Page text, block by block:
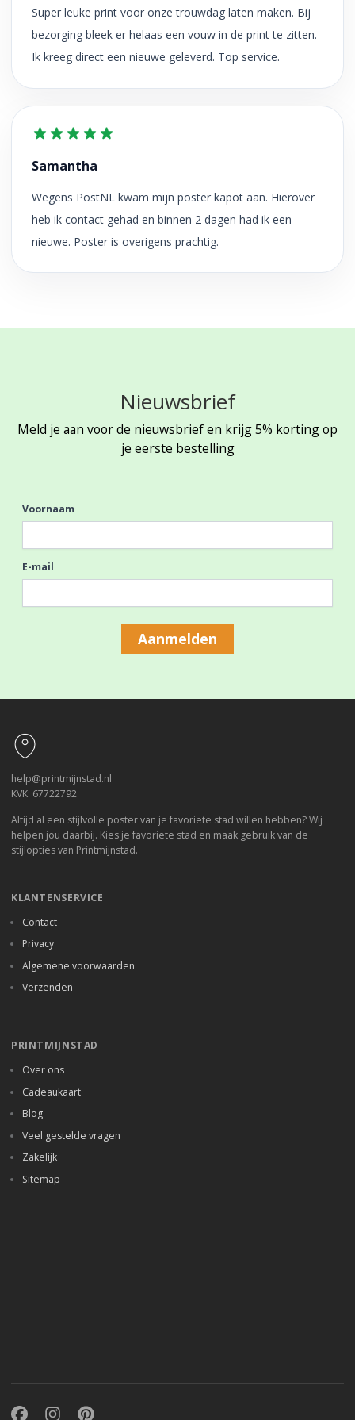
Super leuke print voor onze trouwdag laten maken. Bij
bezorging bleek er helaas een vouw in de print te zitten.
Ik kreeg direct een nieuwe geleverd. Top service.
Samantha
Wegens PostNL kwam mijn poster kapot aan. Hierover
heb ik contact gehad en binnen 2 dagen had ik een
nieuwe. Poster is overigens prachtig.
Nieuwsbrief
Meld je aan voor de nieuwsbrief en krijg 5% korting op
je eerste bestelling
Voornaam
E-mail
Aanmelden
help@printmijnstad.nl
KVK: 67722792
Altijd al een stijlvolle poster van je favoriete stad willen hebben? Wij
helpen jou daarbij. Kies je favoriete stad en maak gebruik van de
stijlopties van Printmijnstad.
KLANTENSERVICE
Contact
Privacy
Algemene voorwaarden
Verzenden
PRINTMIJNSTAD
Over ons
Cadeaukaart
Blog
Veel gestelde vragen
Zakelijk
Sitemap
FacebookInstagramPinterest